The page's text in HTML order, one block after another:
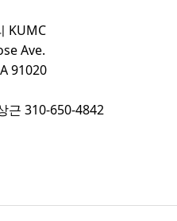
KUMC
Ave.
91020
근 310-650-4842